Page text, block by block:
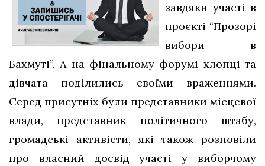
завдяки участі в
проєкті “Прозорі
вибори в
Бахмуті”. А на фінальному форумі хлопці та
дівчата поділились своїми враженнями.
Серед присутніх були представники місцевої
влади, представник політичного штабу,
громадські активісти, які також розповіли
про власний досвід участі у виборчому